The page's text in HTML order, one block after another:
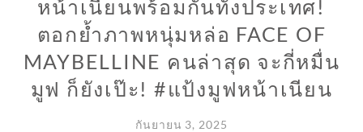
หน้าเนียนพร้อมกันทั้งประเทศ!
ตอกย้ำภาพหนุ่มหล่อ FACE OF
MAYBELLINE คนล่าสุด จะกี่หมื่น
มูฟ ก็ยังเป๊ะ! #แป้งมูฟหน้าเนียน
กันยายน 3, 2025